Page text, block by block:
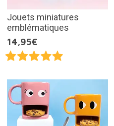
Jouets miniatures
emblématiques
14,95€